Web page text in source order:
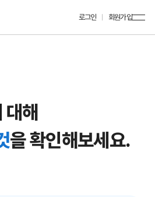
로그인 회원가입
해
을 확인해보세요.